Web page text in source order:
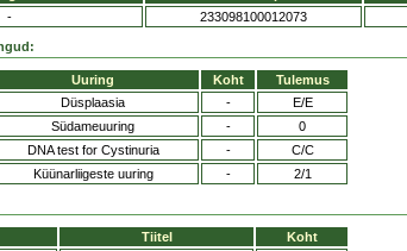
-
233098100012073
Uuring Koht
Tulemus
Düsplaasia -
E/E
Südameuuring -
0
DNA test for Cystinuria -
C/C
Küünarliigeste uuring - 2/1
Tiitel
Koht